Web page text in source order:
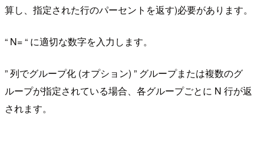
算し、指定された行のパーセントを返す)必要があります。
“ N= “ に適切な数字を入力します。
” 列でグループ化 (オプション) ” グループまたは複数のグ
ループが指定されている場合、各グループごとに N 行が返
されます。